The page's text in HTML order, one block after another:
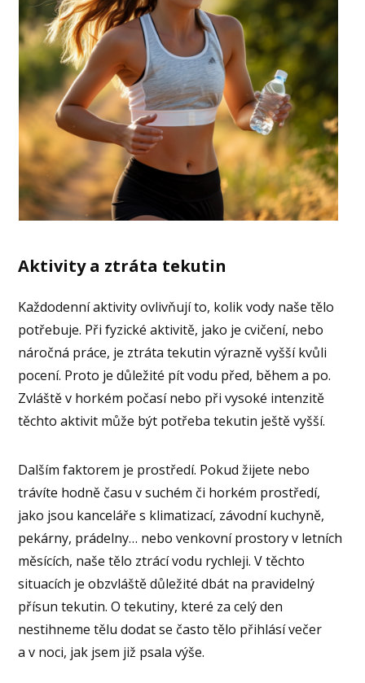
Aktivity a ztráta tekutin
Každodenní aktivity ovlivňují to, kolik vody naše tělo
potřebuje. Při fyzické aktivitě, jako je cvičení, nebo
náročná práce, je ztráta tekutin výrazně vyšší kvůli
pocení. Proto je důležité pít vodu před, během a po.
Zvláště v horkém počasí nebo při vysoké intenzitě
těchto aktivit může být potřeba tekutin ještě vyšší.
Dalším faktorem je prostředí. Pokud žijete nebo
trávíte hodně času v suchém či horkém prostředí,
jako jsou kanceláře s klimatizací, závodní kuchyně,
pekárny, prádelny… nebo venkovní prostory v letních
měsících, naše tělo ztrácí vodu rychleji. V těchto
situacích je obzvláště důležité dbát na pravidelný
přísun tekutin. O tekutiny, které za celý den
nestihneme tělu dodat se často tělo přihlásí večer
a v noci, jak jsem již psala výše.